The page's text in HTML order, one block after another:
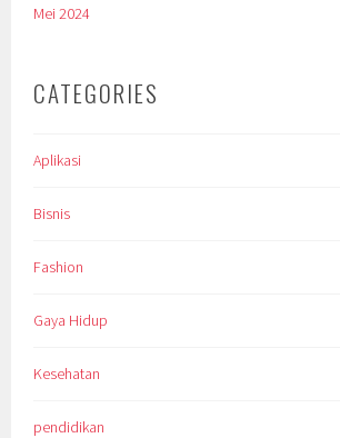
Mei 2024
CATEGORIES
Aplikasi
Bisnis
Fashion
Gaya Hidup
Kesehatan
pendidikan